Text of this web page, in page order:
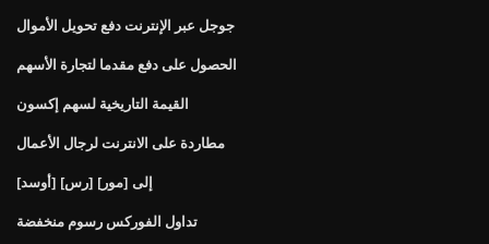
جوجل عبر الإنترنت دفع تحويل الأموال
الحصول على دفع مقدما لتجارة الأسهم
القيمة التاريخية لسهم إكسون
مطاردة على الانترنت لرجال الأعمال
[أوسد] إلى [مور] [رس]
تداول الفوركس رسوم منخفضة